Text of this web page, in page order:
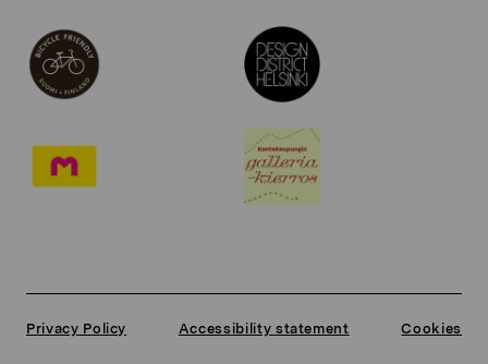
Privacy Policy Accessibility statement Cookies